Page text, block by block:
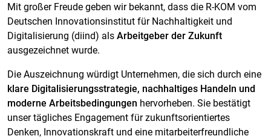
Mit großer Freude geben wir bekannt, dass die R-KOM vom
Deutschen Innovationsinstitut für Nachhaltigkeit und
Digitalisierung (diind) als Arbeitgeber der Zukunft
ausgezeichnet wurde.
Die Auszeichnung würdigt Unternehmen, die sich durch eine
klare Digitalisierungsstrategie, nachhaltiges Handeln und
moderne Arbeitsbedingungen hervorheben. Sie bestätigt
unser tägliches Engagement für zukunftsorientiertes
Denken, Innovationskraft und eine mitarbeiterfreundliche